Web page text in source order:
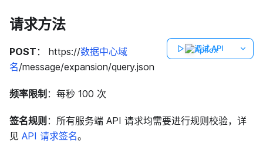
请求方法
调试 API
POST ： https://数据中心域
名/message/expansion/query.json
频率限制 ：每秒 100 次
签名规则 ：所有服务端 API 请求均需要进行规则校验，详
见 API 请求签名。